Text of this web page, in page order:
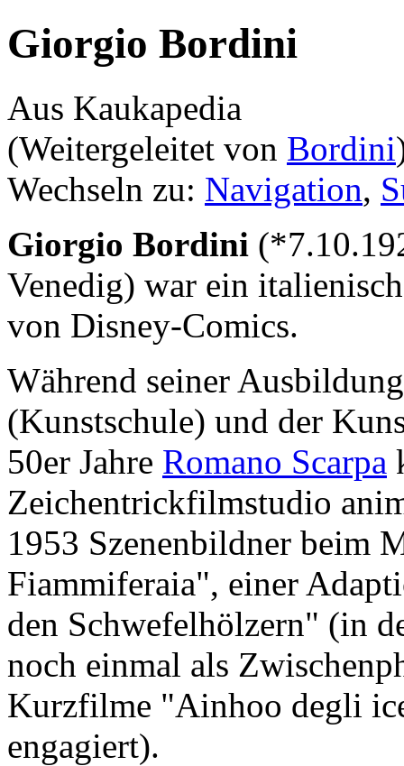
Giorgio Bordini
Aus Kaukapedia
(Weitergeleitet von Bordini
Wechseln zu: Navigation,
Giorgio Bordini
Venedig) war ein
von Disney-Comics.
Während seiner
(Kunstschule) und der
50er Jahre Romano Scarpa
Zeichentrickfilmstudio
1953 Szenenbildner beim
Fiammiferaia", einer
den Schwefelhölzern" (in
noch einmal als
Kurzfilme "Ainhoo degli
engagiert).